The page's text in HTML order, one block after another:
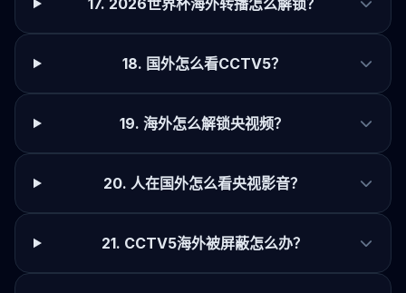
17. 2026世界杯海外转播怎么解锁？
18. 国外怎么看CCTV5？
19. 海外怎么解锁央视频？
20. 人在国外怎么看央视影音？
21. CCTV5海外被屏蔽怎么办？